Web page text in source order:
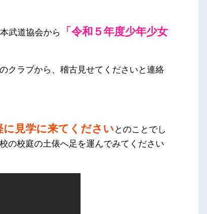
武道協会から
「令和５年度少年少女
クラブから、稽古見せてくださいと連絡
に見学に来てください とのことでし
の校庭の土俵へ足を運んでみてください